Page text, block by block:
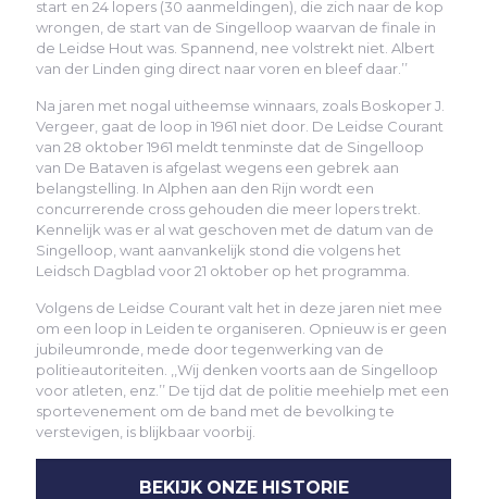
start en 24 lopers (30 aanmeldingen), die zich naar de kop
wrongen, de start van de Singelloop waarvan de finale in
de Leidse Hout was. Spannend, nee volstrekt niet. Albert
van der Linden ging direct naar voren en bleef daar.’’
Na jaren met nogal uitheemse winnaars, zoals Boskoper J.
Vergeer, gaat de loop in 1961 niet door. De Leidse Courant
van 28 oktober 1961 meldt tenminste dat de Singelloop
van De Bataven is afgelast wegens een gebrek aan
belangstelling. In Alphen aan den Rijn wordt een
concurrerende cross gehouden die meer lopers trekt.
Kennelijk was er al wat geschoven met de datum van de
Singelloop, want aanvankelijk stond die volgens het
Leidsch Dagblad voor 21 oktober op het programma.
Volgens de Leidse Courant valt het in deze jaren niet mee
om een loop in Leiden te organiseren. Opnieuw is er geen
jubileumronde, mede door tegenwerking van de
politieautoriteiten. ,,Wij denken voorts aan de Singelloop
voor atleten, enz.’’ De tijd dat de politie meehielp met een
sportevenement om de band met de bevolking te
verstevigen, is blijkbaar voorbij.
BEKIJK ONZE HISTORIE